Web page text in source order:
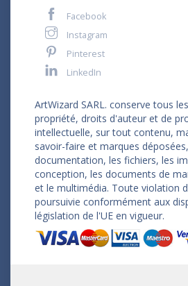
Facebook
Instagram
Pinterest
LinkedIn
ArtWizard SARL. conserve tous
propriété, droits d'auteur et de
intellectuelle, sur tout contenu,
savoir-faire et marques
documentation, les fichiers, les
conception, les documents de
et le multimédia. Toute violation
poursuivie conformément aux
législation de l'UE en vigueur.